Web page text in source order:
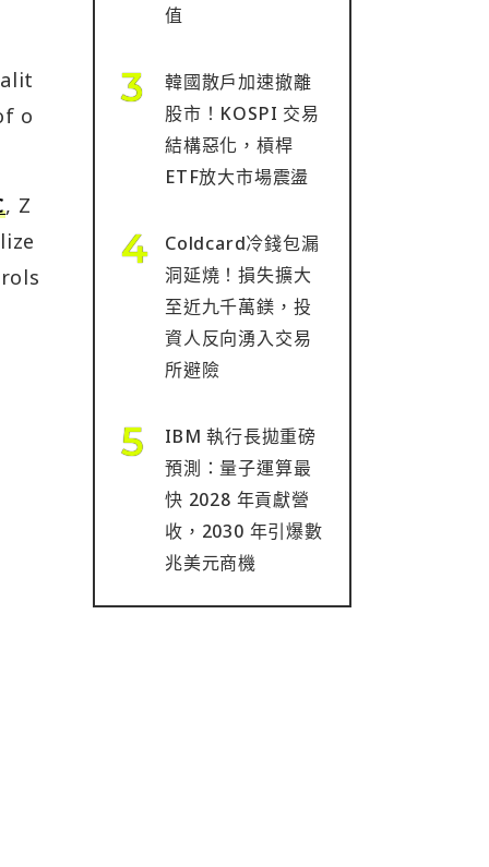
o
, Z
值
韓國散戶加速撤離
股市！KOSPI 交易
結構惡化，槓桿
ETF放大市場震盪
Coldcard冷錢包漏
洞延燒！損失擴大
至近九千萬鎂，投
資人反向湧入交易
所避險
IBM 執行長拋重磅
預測：量子運算最
快 2028 年貢獻營
收，2030 年引爆數
兆美元商機